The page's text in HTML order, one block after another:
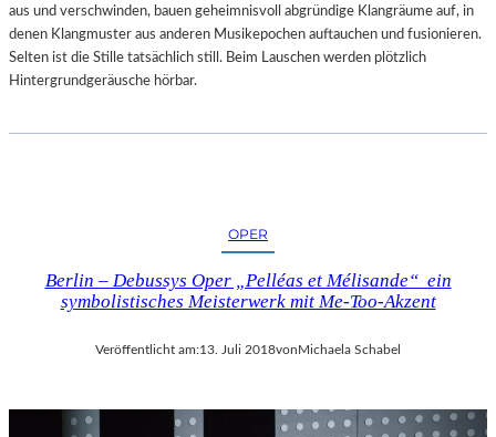
aus und verschwinden, bauen geheimnisvoll abgründige Klangräume auf, in
denen Klangmuster aus anderen Musikepochen auftauchen und fusionieren.
Selten ist die Stille tatsächlich still. Beim Lauschen werden plötzlich
Hintergrundgeräusche hörbar.
OPER
Berlin – Debussys Oper „Pelléas et Mélisande“ ein
symbolistisches Meisterwerk mit Me-Too-Akzent
Veröffentlicht am:13. Juli 2018vonMichaela Schabel